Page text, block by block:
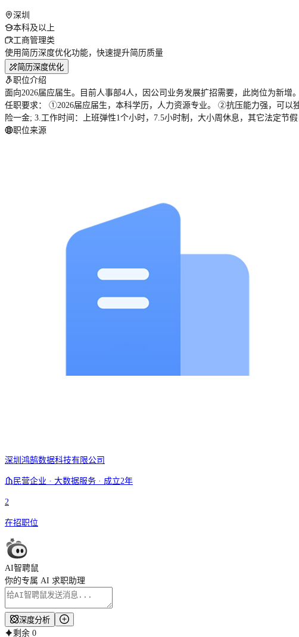
深圳
本科及以上
工商管理类
使用简历深度优化功能，快速提升简历质量
简历深度优化
职位介绍
面向2026届应届生。目前人事部4人，因公司业务发展扩招需要，此岗位为新
任职要求： ①2026届应届生，本科学历，人力资源专业。 ②抗压能力强，可以
险一金; 3.工作时间：上班弹性1个小时，7.5小时制，大小周休息，其它法定节
职位来源
深圳鸿鹄数据科技有限公司
民营企业 · 大数据服务 · 成立2年
2
在招职位
AI智聘鼠
你的专属 AI 求职助理
深度分析
剩余 0